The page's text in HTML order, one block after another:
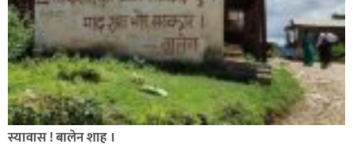
स्यावास ! बालेन शाह ।